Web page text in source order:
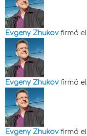
Evgeny Zhukov firmó el
Evgeny Zhukov firmó el
Evgeny Zhukov firmó el